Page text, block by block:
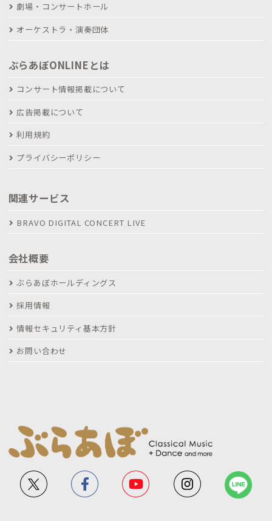
劇場・コンサートホール
オーケストラ・演奏団体
ぶらあぼONLINEとは
コンサート情報掲載について
広告掲載について
利用規約
プライバシーポリシー
関連サービス
BRAVO DIGITAL CONCERT LIVE
会社概要
ぶらあぼホールディングス
採用情報
情報セキュリティ基本方針
お問い合わせ